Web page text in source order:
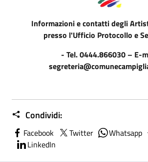
Informazioni e contatti degli
presso l'Ufficio Protocollo e
- Tel. 0444.866030 – E-
Condividi:
Facebook Twitter Whatsapp
LinkedIn